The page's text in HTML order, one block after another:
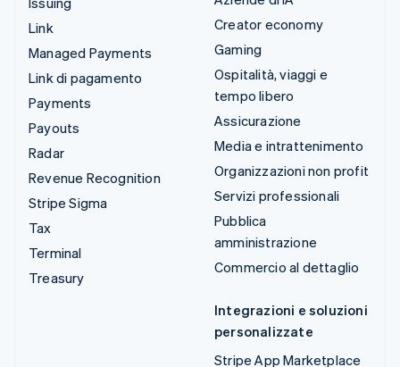
Link
Managed Payments
Link di pagamento
Payments
Payouts
Radar
Revenue Recognition
Stripe Sigma
Tax
Terminal
Treasury
Creator economy
Gaming
Ospitalità, viaggi e
tempo libero
Assicurazione
Media e intrattenimento
Organizzazioni non profit
Servizi professionali
Pubblica
amministrazione
Commercio al dettaglio
Integrazioni e soluzioni
personalizzate
Stripe App Marketplace